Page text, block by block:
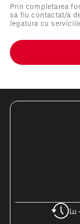
Prin completarea
sa fiu contactat/a
legatura cu
Lu